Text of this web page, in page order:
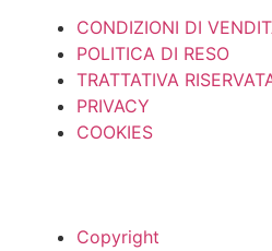
CONDIZIONI DI
POLITICA DI RESO
TRATTATIVA
PRIVACY
COOKIES
Copyright